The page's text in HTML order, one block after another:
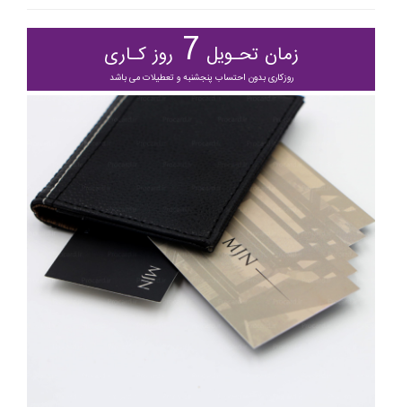
زمان تحـویل 7 روز کـاری
روزکاری بدون احتساب پنجشنبه و تعطیلات می باشد